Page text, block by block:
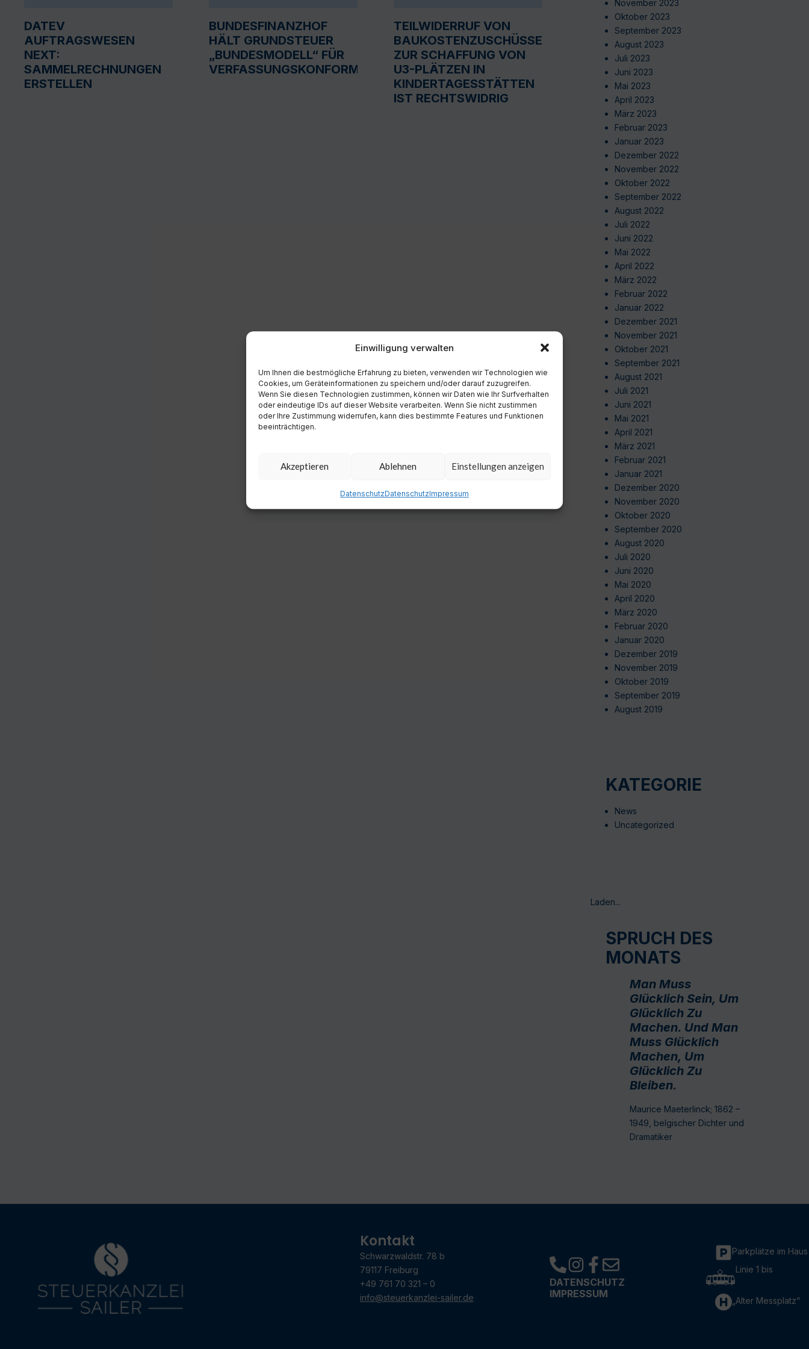
Einwilligung verwalten
Um Ihnen die bestmögliche Erfahrung zu bieten, verwenden wir Technologien wie
Cookies, um Geräteinformationen zu speichern und/oder darauf zuzugreifen.
Wenn Sie diesen Technologien zustimmen, können wir Daten wie Ihr Surfverhalten
oder eindeutige IDs auf dieser Website verarbeiten. Wenn Sie nicht zustimmen
oder Ihre Zustimmung widerrufen, kann dies bestimmte Features und Funktionen
beeinträchtigen.
Akzeptieren Ablehnen Einstellungen anzeigen
DatenschutzDatenschutzImpressum
DATEV
AUFTRAGSWESEN
NEXT:
SAMMELRECHNUNGEN
ERSTELLEN
BUNDESFINANZHOF
HÄLT GRUNDSTEUER
„BUNDESMODELL“ FÜR
VERFASSUNGSKONFORM
TEILWIDERRUF VON
BAUKOSTENZUSCHÜSSEN
ZUR SCHAFFUNG VON
U3-PLÄTZEN IN
KINDERTAGESSTÄTTEN
IST RECHTSWIDRIG
November 2023
Oktober 2023
September 2023
August 2023
Juli 2023
Juni 2023
Mai 2023
April 2023
März 2023
Februar 2023
Januar 2023
Dezember 2022
November 2022
Oktober 2022
September 2022
August 2022
Juli 2022
Juni 2022
Mai 2022
April 2022
März 2022
Februar 2022
Januar 2022
Dezember 2021
November 2021
Oktober 2021
September 2021
August 2021
Juli 2021
Juni 2021
Mai 2021
April 2021
März 2021
Februar 2021
Januar 2021
Dezember 2020
November 2020
Oktober 2020
September 2020
August 2020
Juli 2020
Juni 2020
Mai 2020
April 2020
März 2020
Februar 2020
Januar 2020
Dezember 2019
November 2019
Oktober 2019
September 2019
August 2019
KATEGORIE
News
Uncategorized
Laden...
SPRUCH DES
MONATS
Man Muss
Glücklich Sein, Um
Glücklich Zu
Machen. Und Man
Muss Glücklich
Machen, Um
Glücklich Zu
Bleiben.
Maurice Maeterlinck; 1862 –
1949, belgischer Dichter und
Dramatiker
Kontakt
Schwarzwaldstr. 78 b
79117 Freiburg
+49 761 70 321 – 0
info@steuerkanzlei-sailer.de
DATENSCHUTZ
IMPRESSUM
Parkplätze im Haus
Linie 1 bis
„Alter Messplatz“